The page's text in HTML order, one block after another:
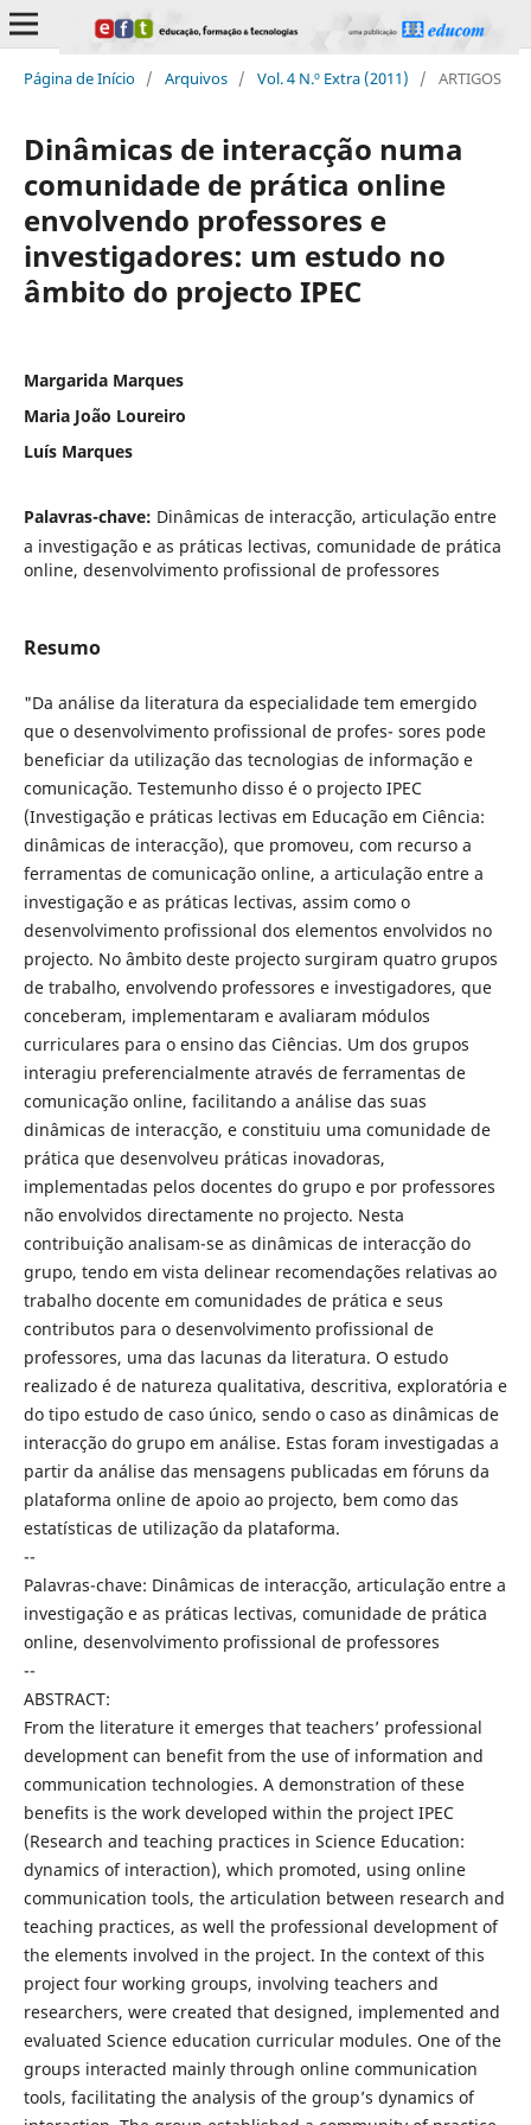
Página de Início / Arquivos / Vol. 4 N.º Extra (2011) / ARTIGOS
Dinâmicas de interacção numa
comunidade de prática online
envolvendo professores e
investigadores: um estudo no
âmbito do projecto IPEC
Margarida Marques
Maria João Loureiro
Luís Marques
Palavras-chave: Dinâmicas de interacção, articulação entre
a investigação e as práticas lectivas, comunidade de prática
online, desenvolvimento profissional de professores
Resumo
"Da análise da literatura da especialidade tem emergido
que o desenvolvimento profissional de profes- sores pode
beneficiar da utilização das tecnologias de informação e
comunicação. Testemunho disso é o projecto IPEC
(Investigação e práticas lectivas em Educação em Ciência:
dinâmicas de interacção), que promoveu, com recurso a
ferramentas de comunicação online, a articulação entre a
investigação e as práticas lectivas, assim como o
desenvolvimento profissional dos elementos envolvidos no
projecto. No âmbito deste projecto surgiram quatro grupos
de trabalho, envolvendo professores e investigadores, que
conceberam, implementaram e avaliaram módulos
curriculares para o ensino das Ciências. Um dos grupos
interagiu preferencialmente através de ferramentas de
comunicação online, facilitando a análise das suas
dinâmicas de interacção, e constituiu uma comunidade de
prática que desenvolveu práticas inovadoras,
implementadas pelos docentes do grupo e por professores
não envolvidos directamente no projecto. Nesta
contribuição analisam-se as dinâmicas de interacção do
grupo, tendo em vista delinear recomendações relativas ao
trabalho docente em comunidades de prática e seus
contributos para o desenvolvimento profissional de
professores, uma das lacunas da literatura. O estudo
realizado é de natureza qualitativa, descritiva, exploratória e
do tipo estudo de caso único, sendo o caso as dinâmicas de
interacção do grupo em análise. Estas foram investigadas a
partir da análise das mensagens publicadas em fóruns da
plataforma online de apoio ao projecto, bem como das
estatísticas de utilização da plataforma.
--
Palavras-chave: Dinâmicas de interacção, articulação entre a
investigação e as práticas lectivas, comunidade de prática
online, desenvolvimento profissional de professores
--
ABSTRACT:
From the literature it emerges that teachers’ professional
development can benefit from the use of information and
communication technologies. A demonstration of these
benefits is the work developed within the project IPEC
(Research and teaching practices in Science Education:
dynamics of interaction), which promoted, using online
communication tools, the articulation between research and
teaching practices, as well the professional development of
the elements involved in the project. In the context of this
project four working groups, involving teachers and
researchers, were created that designed, implemented and
evaluated Science education curricular modules. One of the
groups interacted mainly through online communication
tools, facilitating the analysis of the group’s dynamics of